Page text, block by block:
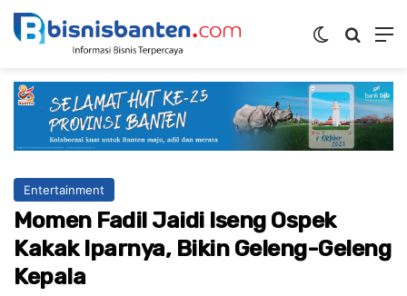
Switch skin
Entertainment
Momen Fadil Jaidi Iseng Ospek
Kakak Iparnya, Bikin Geleng-Geleng
Kepala